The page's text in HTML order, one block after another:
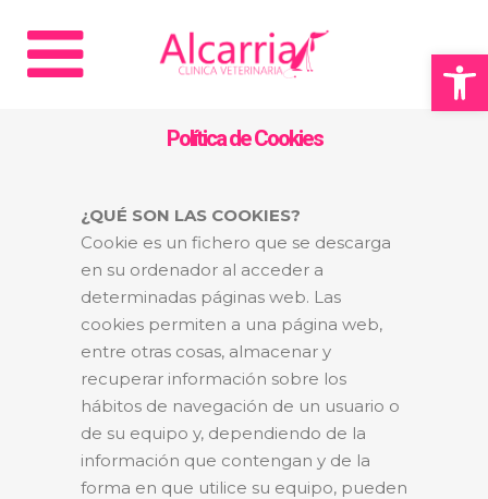
Abrir
Política de Cookies
¿QUÉ SON LAS COOKIES?
Cookie es un fichero que se descarga
en su ordenador al acceder a
determinadas páginas web. Las
cookies permiten a una página web,
entre otras cosas, almacenar y
recuperar información sobre los
hábitos de navegación de un usuario o
de su equipo y, dependiendo de la
información que contengan y de la
forma en que utilice su equipo, pueden